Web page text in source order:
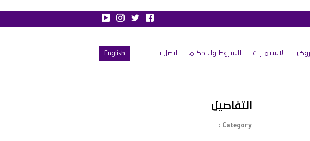
الاستمارات الشروط والاحكام اتصل بنا English
التفاصيل
Category :